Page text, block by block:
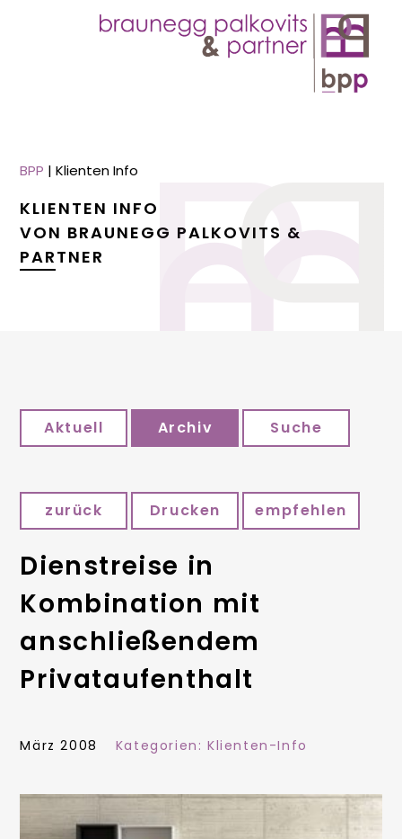
BPP |Klienten Info
KLIENTEN INFO
VON BRAUNEGG PALKOVITS &
PARTNER
Aktuell Archiv Suche
zurück Drucken empfehlen
Dienstreise in
Kombination mit
anschließendem
Privataufenthalt
März 2008 Kategorien: Klienten-Info